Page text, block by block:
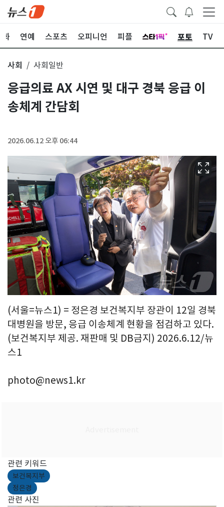
화 연예 스포츠 오피니언 피플 포토 TV
사회 사회일반
응급의료 AX 시연 및 대구 경북 응급 이
송체계 간담회
2026.06.12 오후 06:44
(서울=뉴스1) = 정은경 보건복지부 장관이 12일 경북
대병원을 방문, 응급 이송체계 현황을 점검하고 있다.
(보건복지부 제공. 재판매 및 DB금지) 2026.6.12/뉴
스1
photo@news1.kr
관련 키워드
보건복지부
정은경
관련 사진